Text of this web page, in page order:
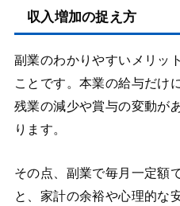
収入増加の捉え方
副業のわかりやすいメリッ
ことです。本業の給与だけ
残業の減少や賞与の変動が
ります。
その点、副業で毎月一定額
と、家計の余裕や心理的な